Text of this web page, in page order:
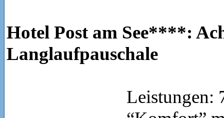
Hotel Post am See****:
Langlaufpauschale
Leistungen: